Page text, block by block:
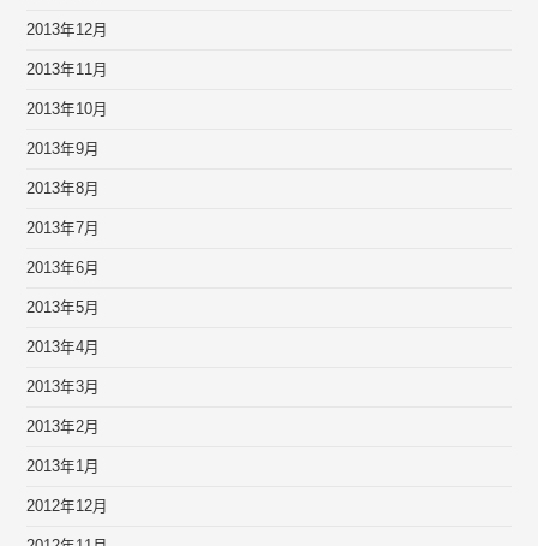
2013年12月
2013年11月
2013年10月
2013年9月
2013年8月
2013年7月
2013年6月
2013年5月
2013年4月
2013年3月
2013年2月
2013年1月
2012年12月